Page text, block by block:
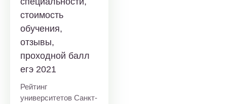
стоимость
обучения,
отзывы,
проходной балл
егэ 2021
Рейтинг
университетов Санкт-